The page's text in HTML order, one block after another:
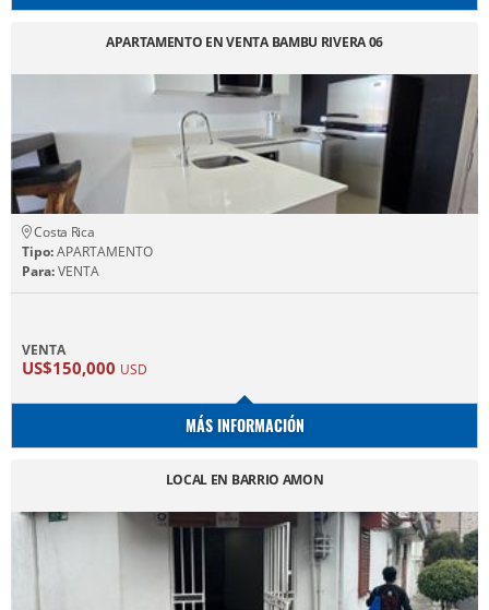
APARTAMENTO EN VENTA BAMBU RIVERA 06
Costa Rica
Tipo:APARTAMENTO
Para:VENTA
VENTA
US$150,000 USD
MÁS INFORMACIÓN
LOCAL EN BARRIO AMON